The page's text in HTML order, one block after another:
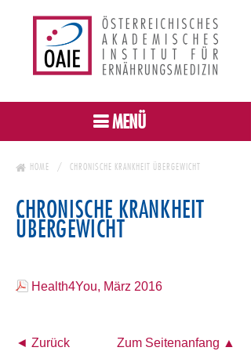
MENÜ
HOME CHRONISCHE KRANKHEIT ÜBERGEWICHT
CHRONISCHE KRANKHEIT
ÜBERGEWICHT
Health4You, März 2016
◄ Zurück Zum Seitenanfang ▲